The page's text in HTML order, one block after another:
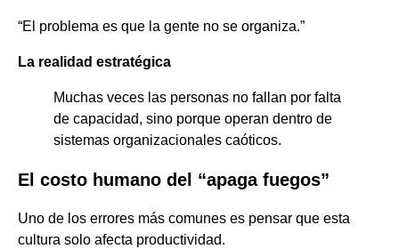
“El problema es que la gente no se organiza.”
La realidad estratégica
Muchas veces las personas no fallan por falta
de capacidad, sino porque operan dentro de
sistemas organizacionales caóticos.
El costo humano del “apaga fuegos”
Uno de los errores más comunes es pensar que esta
cultura solo afecta productividad.